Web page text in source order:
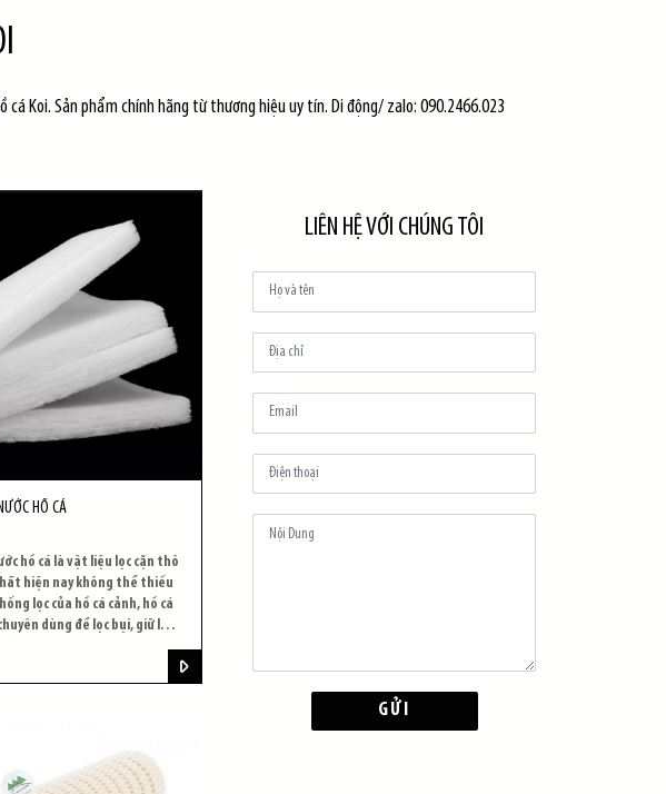
Koi. Sản phẩm chính hãng từ thương hiệu uy tín. Di động/ zalo: 090.2466.023
HỒ CÁ
hồ cá là vật liệu lọc cặn thô
hiện nay không thể thiếu
lọc của hồ cá cảnh, hồ cá
dùng để lọc bụi, giữ lại
LIÊN HỆ VỚI CHÚNG TÔI
GỬI